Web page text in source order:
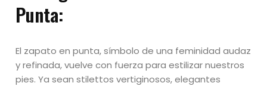
Punta:
El zapato en punta, símbolo de una feminidad audaz
y refinada, vuelve con fuerza para estilizar nuestros
pies. Ya sean stilettos vertiginosos, elegantes